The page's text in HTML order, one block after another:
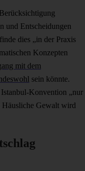
und Entscheidungen
dies „in der Praxis
Konzepten
mit dem
sein könnte.
Konvention „nur
Häusliche Gewalt wird